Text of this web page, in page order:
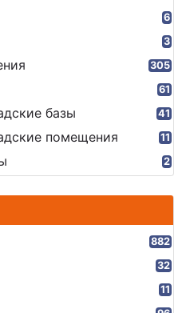
6
3
305
61
базы 41
помещения 11
2
882
32
11